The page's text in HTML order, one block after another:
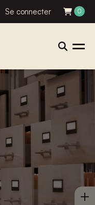
Se connecter 0